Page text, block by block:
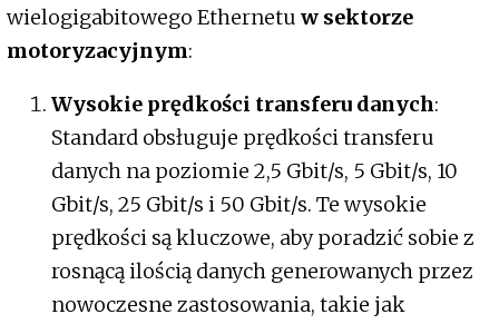
wielogigabitowego Ethernetu w sektorze
motoryzacyjnym:
Wysokie prędkości transferu danych:
Standard obsługuje prędkości transferu
danych na poziomie 2,5 Gbit/s, 5 Gbit/s, 10
Gbit/s, 25 Gbit/s i 50 Gbit/s. Te wysokie
prędkości są kluczowe, aby poradzić sobie z
rosnącą ilością danych generowanych przez
nowoczesne zastosowania, takie jak